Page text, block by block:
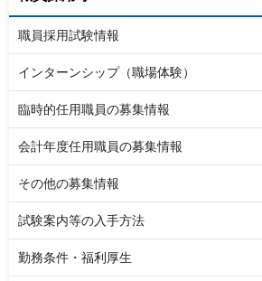
職員採用試験情報
インターンシップ（職場体験）
臨時的任用職員の募集情報
会計年度任用職員の募集情報
その他の募集情報
試験案内等の入手方法
勤務条件・福利厚生